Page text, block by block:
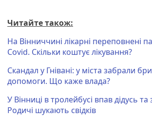
Читайте також:
На Вінниччині лікарні переповнені
Covid. Скільки коштує лікування?
Скандал у Гнівані: у міста забрали
допомоги. Що каже влада?
У Вінниці в тролейбусі впав дідусь
Родичі шукають свідків